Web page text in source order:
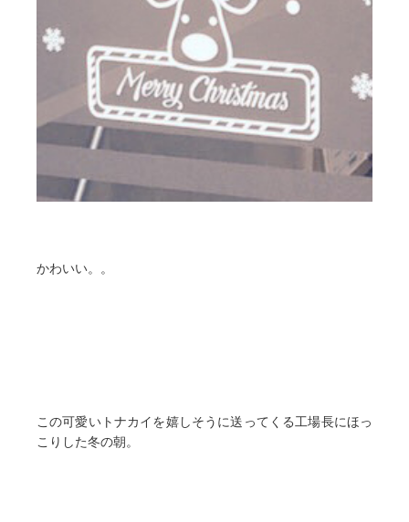
かわいい。。
この可愛いトナカイを嬉しそうに送ってくる工場長にほっ
こりした冬の朝。